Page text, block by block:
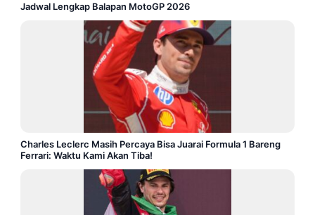
Jadwal Lengkap Balapan MotoGP 2026
Charles Leclerc Masih Percaya Bisa Juarai Formula 1 Bareng
Ferrari: Waktu Kami Akan Tiba!